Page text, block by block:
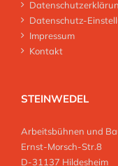
Datenschutz-
Impressum
Kontakt
STEINWEDEL
Arbeitsbühnen und
Ernst-Morsch-Str.8
D-31137 Hildesheim